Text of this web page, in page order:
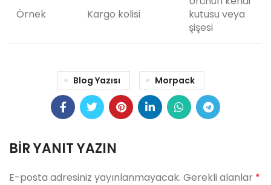
Örnek Kargo kolisi
kutusu veya
şişesi
Blog Yazısı Morpack
BIR YANIT YAZIN
E-posta adresiniz yayınlanmayacak. Gerekli alanlar *